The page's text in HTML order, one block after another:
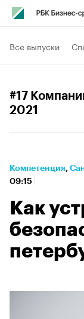
Все выпуски
#17
2021
Компетенция⁠,
09:15
Как